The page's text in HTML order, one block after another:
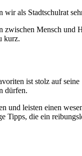
wir als Stadtschulrat
Mensch und
kurz.
ist stolz auf
dürfen.
und leisten einen
die ein